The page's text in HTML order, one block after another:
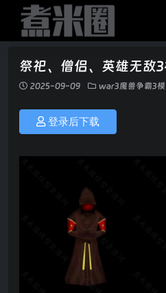
祭祀、僧侣、英雄无敌
2025-09-09 war3魔兽争霸3模
登录后下载